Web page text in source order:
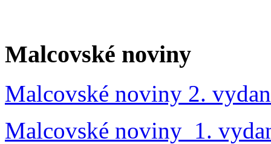
Malcovské noviny
Malcovské noviny 2.
Malcovské noviny 1.